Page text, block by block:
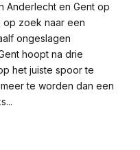
Anderlecht en Gent op
op zoek naar een
ongeslagen
hoopt na drie
het juiste spoor te
te worden dan een